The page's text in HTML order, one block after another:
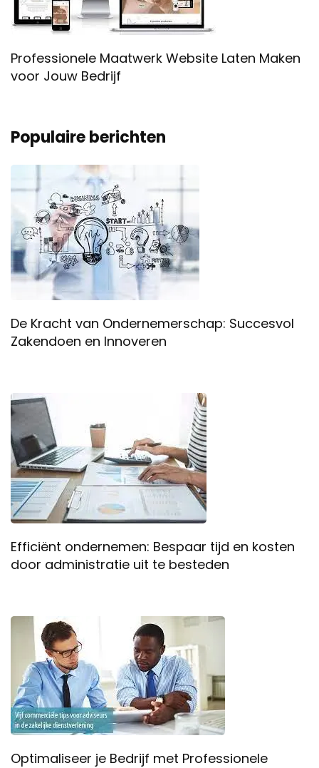
Professionele Maatwerk Website Laten Maken
voor Jouw Bedrijf
Populaire berichten
De Kracht van Ondernemerschap: Succesvol
Zakendoen en Innoveren
Efficiënt ondernemen: Bespaar tijd en kosten
door administratie uit te besteden
Optimaliseer je Bedrijf met Professionele